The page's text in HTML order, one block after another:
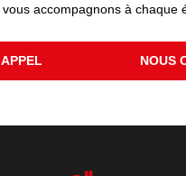
vous accompagnons à chaque
APPEL NOUS